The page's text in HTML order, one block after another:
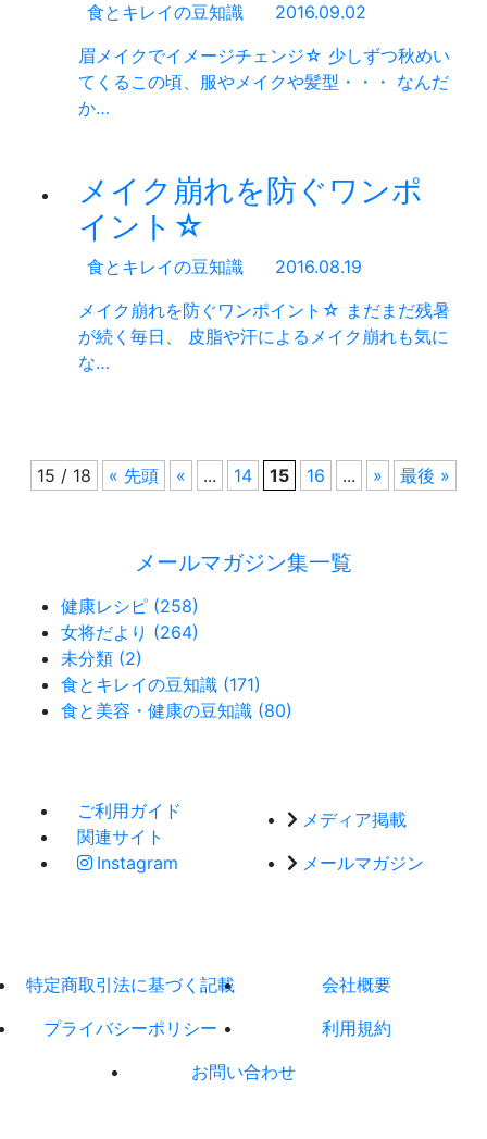
食とキレイの豆知識
2016.09.02
眉メイクでイメージチェンジ☆ 少しずつ秋めい
てくるこの頃、服やメイクや髪型・・・ なんだ
か…
メイク崩れを防ぐワンポ
イント☆
食とキレイの豆知識
2016.08.19
メイク崩れを防ぐワンポイント☆ まだまだ残暑
が続く毎日、 皮脂や汗によるメイク崩れも気に
な…
15 / 18 « 先頭 « ... 14 15 16 ... » 最後 »
メールマガジン集一覧
健康レシピ (258)
女将だより (264)
未分類 (2)
食とキレイの豆知識 (171)
食と美容・健康の豆知識 (80)
ご利用ガイド
関連サイト
Instagram
メディア掲載
メールマガジン
特定商取引法に基づく記載
会社概要
プライバシーポリシー
利用規約
お問い合わせ